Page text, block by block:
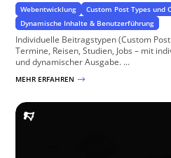
Webentwicklung
Custom Post Types und
Dynamische Inhalte & Benutzerführung
Individuelle Beitragstypen (Custom
Termine, Reisen, Studien, Jobs – mit
und dynamischer Ausgabe. ...
MEHR ERFAHREN $